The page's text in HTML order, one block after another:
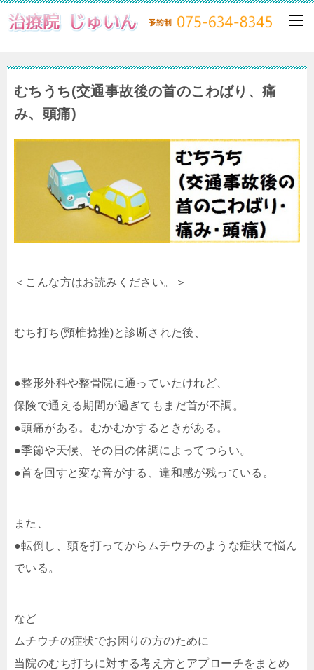
むちうち(交通事故後の首のこわばり、痛
み、頭痛)
＜こんな方はお読みください。＞
むち打ち(頸椎捻挫)と診断された後、
●整形外科や整骨院に通っていたけれど、
保険で通える期間が過ぎてもまだ首が不調。
●頭痛がある。むかむかするときがある。
●季節や天候、その日の体調によってつらい。
●首を回すと変な音がする、違和感が残っている。
また、
●転倒し、頭を打ってからムチウチのような症状で悩ん
でいる。
など
ムチウチの症状でお困りの方のために
当院のむち打ちに対する考え方とアプローチをまとめ